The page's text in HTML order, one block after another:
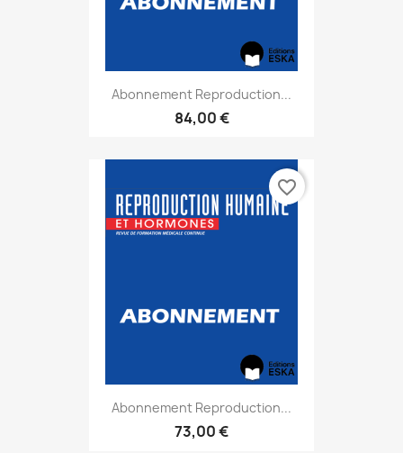
Abonnement Reproduction...
84,00 €
Abonnement Reproduction...
73,00 €
favorite_border